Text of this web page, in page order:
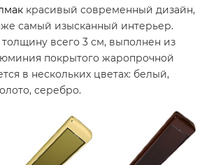
красивый современный дизайн,
самый изысканный интерьер.
всего 3 см, выполнен из
покрытого жаропрочной
в нескольких цветах: белый,
серебро.